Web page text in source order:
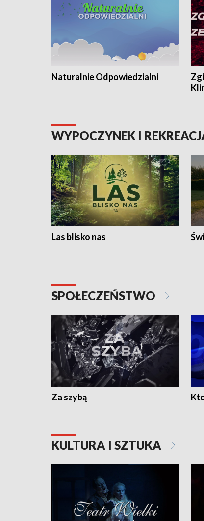
Naturalnie Odpowiedzialni
WYPOCZYNEK I
Las blisko nas
SPOŁECZEŃSTWO
Za szybą
KULTURA I SZTUKA